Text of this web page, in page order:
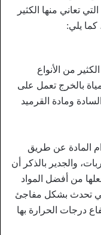
تعاني منها الكثير
كما يلي:
من الأنواع
بالخرج تعمل على
ومادة القرميد
المادة عن طريق
والجدير بالذكر أن
من أفضل المواد
تحدث بشكل مفاجئ
درجات الحرارة بها